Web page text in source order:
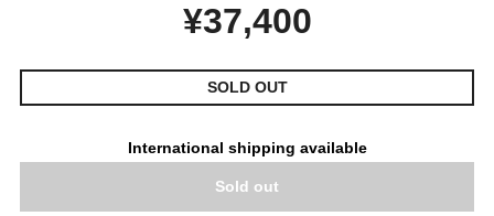
¥37,400
SOLD OUT
International shipping available
Sold out